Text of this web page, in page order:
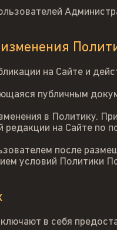
на Сайте и
публичным
в Политику.
на Сайте по
после
условий Политики
в себя